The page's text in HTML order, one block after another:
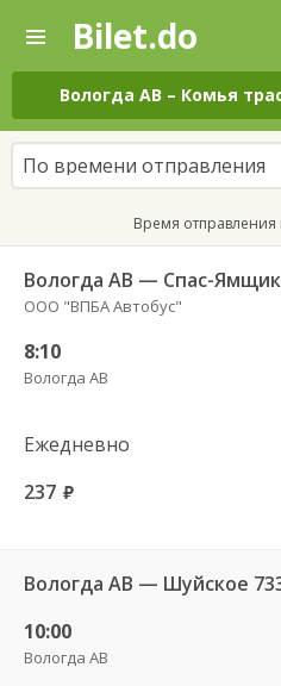
—
Поиск
и
покупка
билетов
на
автобус
онлайн
Bilet.do
Вологда АВ – Комья
По времени отправления
Время
Вологда АВ — Спас-
ООО "ВПБА Автобус"
8:10
Вологда АВ
Ежедневно
237 руб.
Вологда АВ — Шуйское
10:00
Вологда АВ